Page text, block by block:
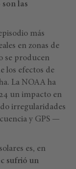
las
más
en zonas de
se producen
los efectos de
La NOAA ha
un impacto en
irregularidades
y GPS —
es, en
sufrió un